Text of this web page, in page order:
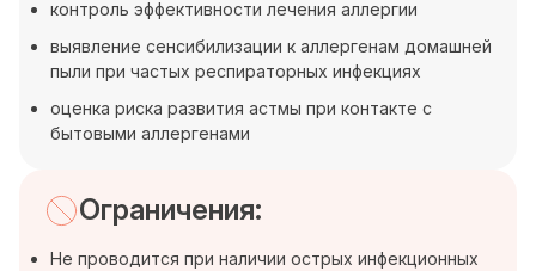
контроль эффективности лечения аллергии
выявление сенсибилизации к аллергенам домашней
пыли при частых респираторных инфекциях
оценка риска развития астмы при контакте с
бытовыми аллергенами
Ограничения:
Не проводится при наличии острых инфекционных